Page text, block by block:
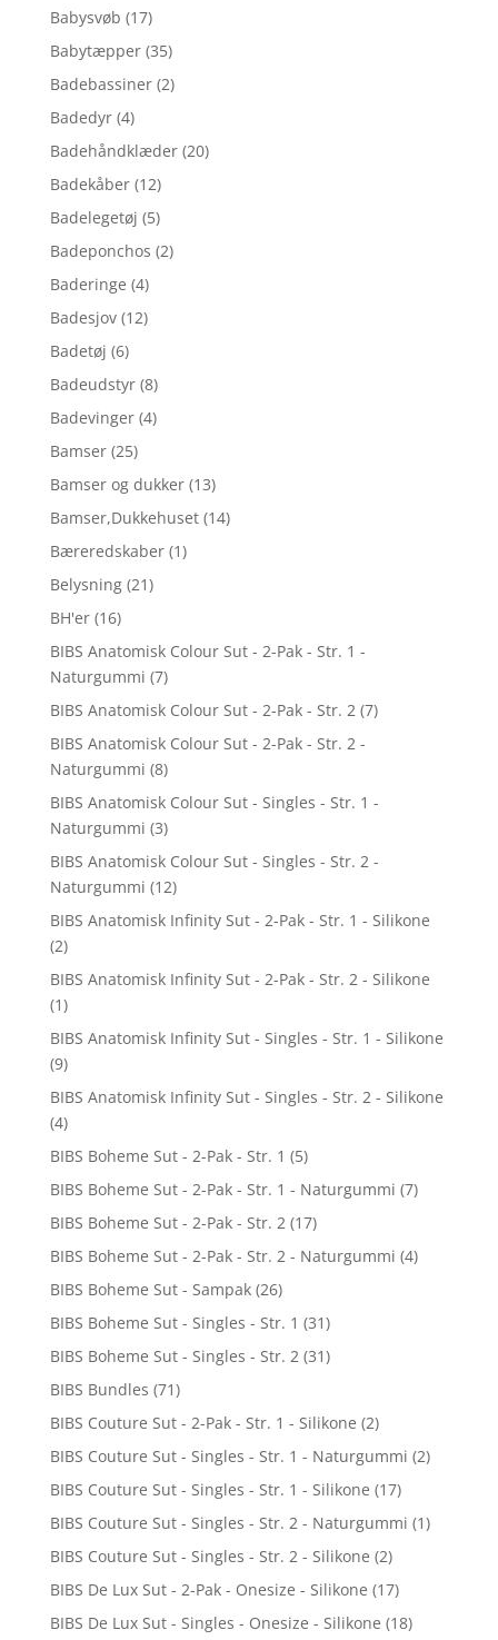
Babysvøb (17)
Babytæpper (35)
Badebassiner (2)
Badedyr (4)
Badehåndklæder (20)
Badekåber (12)
Badelegetøj (5)
Badeponchos (2)
Baderinge (4)
Badesjov (12)
Badetøj (6)
Badeudstyr (8)
Badevinger (4)
Bamser (25)
Bamser og dukker (13)
Bamser,Dukkehuset (14)
Bæreredskaber (1)
Belysning (21)
BH'er (16)
BIBS Anatomisk Colour Sut - 2-Pak - Str. 1 -
Naturgummi (7)
BIBS Anatomisk Colour Sut - 2-Pak - Str. 2 (7)
BIBS Anatomisk Colour Sut - 2-Pak - Str. 2 -
Naturgummi (8)
BIBS Anatomisk Colour Sut - Singles - Str. 1 -
Naturgummi (3)
BIBS Anatomisk Colour Sut - Singles - Str. 2 -
Naturgummi (12)
BIBS Anatomisk Infinity Sut - 2-Pak - Str. 1 - Silikone
(2)
BIBS Anatomisk Infinity Sut - 2-Pak - Str. 2 - Silikone
(1)
BIBS Anatomisk Infinity Sut - Singles - Str. 1 - Silikone
(9)
BIBS Anatomisk Infinity Sut - Singles - Str. 2 - Silikone
(4)
BIBS Boheme Sut - 2-Pak - Str. 1 (5)
BIBS Boheme Sut - 2-Pak - Str. 1 - Naturgummi (7)
BIBS Boheme Sut - 2-Pak - Str. 2 (17)
BIBS Boheme Sut - 2-Pak - Str. 2 - Naturgummi (4)
BIBS Boheme Sut - Sampak (26)
BIBS Boheme Sut - Singles - Str. 1 (31)
BIBS Boheme Sut - Singles - Str. 2 (31)
BIBS Bundles (71)
BIBS Couture Sut - 2-Pak - Str. 1 - Silikone (2)
BIBS Couture Sut - Singles - Str. 1 - Naturgummi (2)
BIBS Couture Sut - Singles - Str. 1 - Silikone (17)
BIBS Couture Sut - Singles - Str. 2 - Naturgummi (1)
BIBS Couture Sut - Singles - Str. 2 - Silikone (2)
BIBS De Lux Sut - 2-Pak - Onesize - Silikone (17)
BIBS De Lux Sut - Singles - Onesize - Silikone (18)